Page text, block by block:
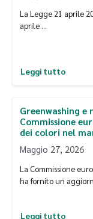
La Legge 21 aprile
aprile …
Leggi tutto
Greenwashing
Commissione
dei colori nel
Maggio 27, 2026
La Commissione
ha fornito un
Leggi tutto